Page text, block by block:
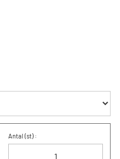
Antal (st) :